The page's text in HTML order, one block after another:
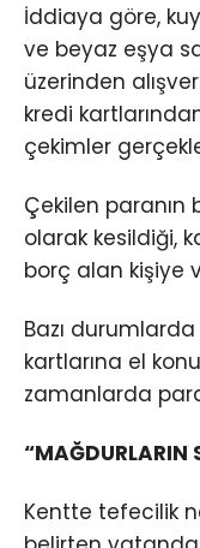
İddiaya göre,
ve beyaz eşya
üzerinden
kredi
çekimler
Çekilen paranın
olarak kesildiği,
borç alan kişiye
Bazı
kartlarına el
zamanlarda
“MAĞDURLARIN
Kentte tefecilik